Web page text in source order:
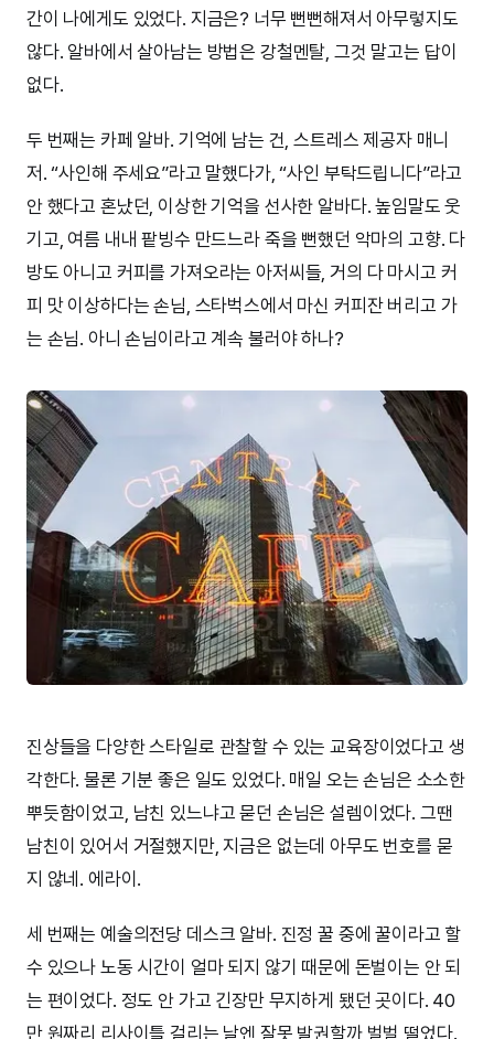
간이 나에게도 있었다. 지금은? 너무 뻔뻔해져서 아무렇지도
않다. 알바에서 살아남는 방법은 강철멘탈, 그것 말고는 답이
없다.
두 번째는 카페 알바. 기억에 남는 건, 스트레스 제공자 매니
저. “사인해 주세요”라고 말했다가, “사인 부탁드립니다”라고
안 했다고 혼났던, 이상한 기억을 선사한 알바다. 높임말도 웃
기고, 여름 내내 팥빙수 만드느라 죽을 뻔했던 악마의 고향. 다
방도 아니고 커피를 가져오라는 아저씨들, 거의 다 마시고 커
피 맛 이상하다는 손님, 스타벅스에서 마신 커피잔 버리고 가
는 손님. 아니 손님이라고 계속 불러야 하나?
진상들을 다양한 스타일로 관찰할 수 있는 교육장이었다고 생
각한다. 물론 기분 좋은 일도 있었다. 매일 오는 손님은 소소한
뿌듯함이었고, 남친 있느냐고 묻던 손님은 설렘이었다. 그땐
남친이 있어서 거절했지만, 지금은 없는데 아무도 번호를 묻
지 않네. 에라이.
세 번째는 예술의전당 데스크 알바. 진정 꿀 중에 꿀이라고 할
수 있으나 노동 시간이 얼마 되지 않기 때문에 돈벌이는 안 되
는 편이었다. 정도 안 가고 긴장만 무지하게 됐던 곳이다. 40
만 원짜리 리사이틀 걸리는 날엔 잘못 발권할까 벌벌 떨었다.